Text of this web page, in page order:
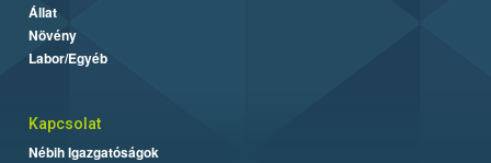
Állat
Növény
Labor/Egyéb
Kapcsolat
Nébih Igazgatóságok